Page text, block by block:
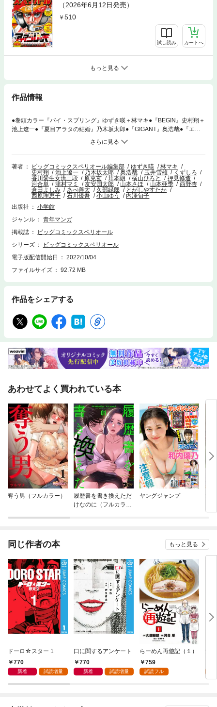
（2026年6月12日発売）
510
試し読み カートへ
もっと見る
作品情報
●巻頭カラー『バイ・スプリング』ゆずき暎＋林マキ●『BEGIN』史村翔＋
池上遼一●『夏目アラタの結婚』乃木坂太郎●『GIGANT』奥浩哉●『エチ
カの時間』玉井雪雄●巻中カラー『永世乙女の戦い方』くずしろ＋香川愛
生女流三段●『ハラストレーション』原克玄●最終回『僕は君を太らせた
い！』茸本朗＋横山ひろと●『血の轍』押見修造●『銀平飯科帳』河合単●
『コタローは1人暮らし』津村マミ●巻中カラー『空腹なぼくら』友安国太
郎●『この町ではひとり』山本さほ●『賢者の学び舎 防衛医科大学校物
語』山本亜季●『戦うグラフィック。』西野杏●『味いちもんめ 継ぎ味』
倉田よしみ＋あべ善太＋久部緑郎●『大人の青春くん』とがしやすたか●
『ダーリンは74歳』西原理恵子●『BABEL』石川優吾●『あずみ』小山ゆ
う●『ひとガキ』内澤旬子 ※「ビッグコミックスペリオール」デ
ジタル版には、紙版の付録、特典等は含まれません。
著者 ビッグコミックスペリオール編集部 ゆずき暎
林マキ
史村翔
池上遼一 乃木坂太郎 奥浩哉 玉井雪雄
くずしろ
香川愛生女流三段
原克玄 茸本朗 横山ひろと
押見修造
河合単
津村マミ 友安国太郎 山本さほ 山本亜季
西野杏
倉田よしみ
あべ善太 久部緑郎
とがしやすたか
西原理恵子
石川優吾 小山ゆう
内澤旬子
出版社
小学館
ジャンル
青年マンガ
掲載誌
ビッグコミックスペリオール
シリーズ
ビッグコミックスペリオール
電子版配信開始日
2022/10/04
ファイルサイズ
92.72 MB
作品をシェアする
あわせてよく買われている本
奪う男（フルカラー）
履歴書を書き換えただ
けなのに（フルカラ
ヤングジャンプ
週
同じ作者の本 もっと見る
ドーロ☆スター 1
770
新着 試読増量
口に関するアンケート
770
新着 試読増量
らーめん再遊記（１）
759
試読フル
女